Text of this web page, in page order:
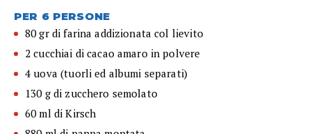
PER 6 PERSONE
80 gr di farina addizionata col lievito
2 cucchiai di cacao amaro in polvere
4 uova (tuorli ed albumi separati)
130 g di zucchero semolato
60 ml di Kirsch